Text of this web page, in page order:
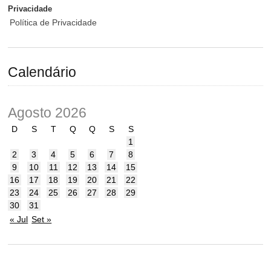
Privacidade
Política de Privacidade
Calendário
Agosto 2026
D S T Q Q S
S
1
2
3 4 5 6 7
8
9
10 11 12 13 14
15
16
17 18 19 20 21
22
23
24 25 26 27 28
29
30
31
« Jul Set »